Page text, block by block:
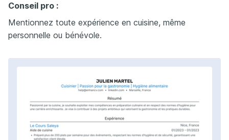
Conseil pro :
Mentionnez toute expérience en cuisine, même
personnelle ou bénévole.